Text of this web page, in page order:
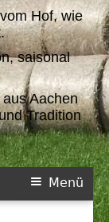
Hof, wie
saisonal
aus Aachen
Tradition